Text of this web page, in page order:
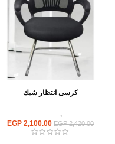
كرسى انتظار شبك
,
EGP2,420.00
EGP 2,100.00